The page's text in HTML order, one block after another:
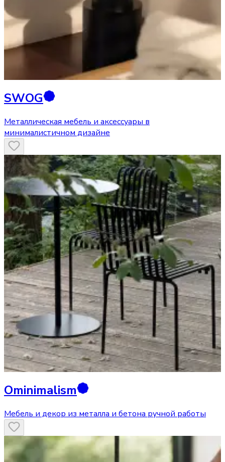
SWOG
Металлическая мебель и аксессуары в
минималистичном дизайне
Ominimalism
Мебель и декор из металла и бетона ручной работы